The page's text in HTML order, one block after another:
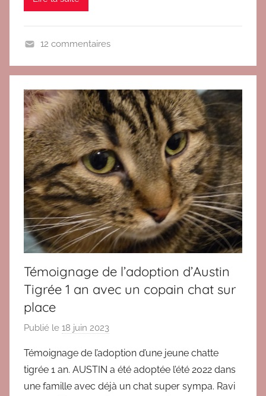
l
o
g
,
C
o
m
p
o
r
t
e
t
12 commentaires
Témoignage de l’adoption d’Austin
Tigrée 1 an avec un copain chat sur
place
Publié le 18 juin 2023
r
B
r
Témoignage de l’adoption d’une jeune chatte
tigrée 1 an. AUSTIN a été adoptée l’été 2022 dans
une famille avec déjà un chat super sympa. Ravi